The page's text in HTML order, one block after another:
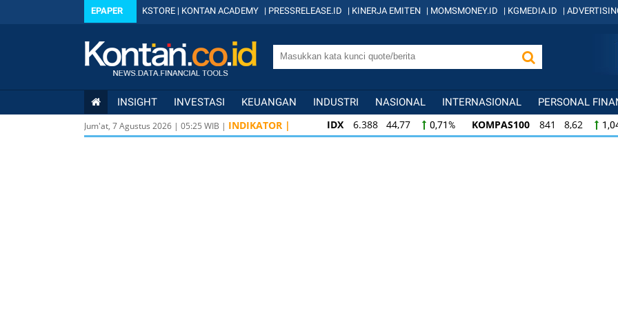
EPAPER KSTORE | KONTAN ACADEMY | PRESSRELEASE.ID | KINERJA EMITEN | MOMSMONEY.ID | KGMEDIA.ID |
INSIGHT INVESTASI KEUANGAN INDUSTRI NASIONAL INTERNASIONAL PERSONAL
Jum'at, 7 Agustus 2026 | 05:25 WIB | INDIKATOR | IDX 6.388 44,77 0,71% KOMPAS100 841 8,62
KOMPAS100
841 8,62 1,04% LQ45 638 7,02 1,11%